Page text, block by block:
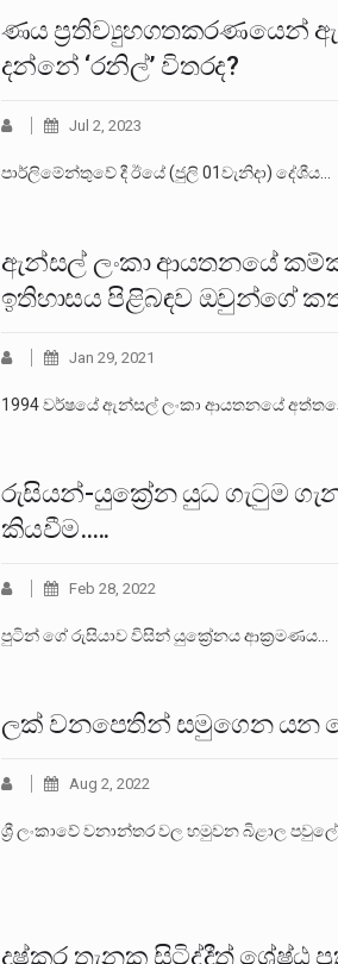
ණය ප්‍රතිව්‍යුහගතකරණයෙන්
දන්නේ ‘රනිල්’ විතරද?
Jul 2, 2023
පාර්ලිමේන්තුවේ දී ඊයේ (ජුලි 01වැනිදා) දේශීය…
ඇන්සල් ලංකා ආයතනයේ
ඉතිහාසය පිළිබඳව ඔවුන්ගේ
Jan 29, 2021
1994 වර්ෂයේ ඇන්සල් ලංකා ආයතනයේ
රුසියන්-යුක්‍රේන යුධ ගැටුම
කියවීම…..
Feb 28, 2022
පුටින් ගේ රුසියාව විසින් යුක්‍රේනය ආක්‍රමණය…
ලක් වනපෙතින් සමුගෙන යන
Aug 2, 2022
ශ්‍රී ලංකාවේ වනාන්තර වල හමුවන බිළාල
දුෂ්කර තැනක සිටිද්දීත් ශ්‍රේෂ්ඨ